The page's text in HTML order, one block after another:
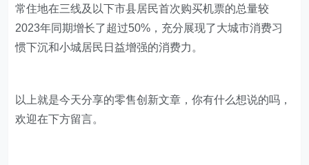
常住地在三线及以下市县居民首次购买机票的总量较
2023年同期增长了超过50%，充分展现了大城市消费习
惯下沉和小城居民日益增强的消费力。
以上就是今天分享的零售创新文章，你有什么想说的吗，
欢迎在下方留言。